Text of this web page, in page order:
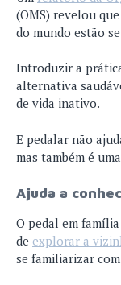
(OMS) revelou
do mundo estão
Introduzir a
alternativa
de vida inativo.
E pedalar não
mas também é
Ajuda a
O pedal em
de explorar a
se familiarizar